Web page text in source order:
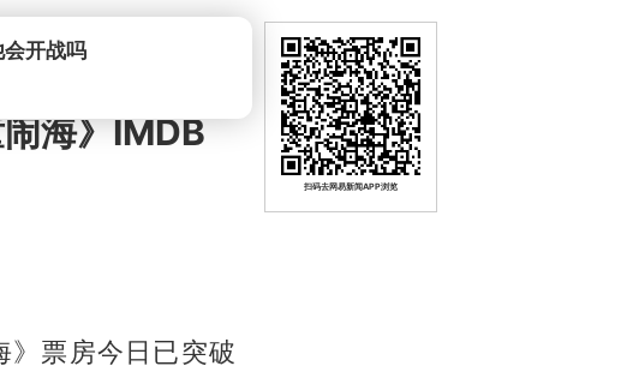
开战吗
海》IMDB
》票房今日已突破
扫码去网易新闻APP浏览